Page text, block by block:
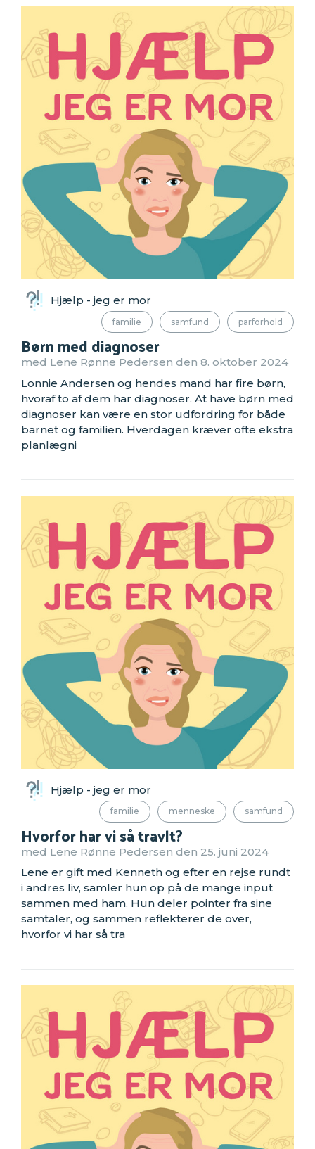
Hjælp - jeg er mor
familie samfund parforhold
Børn med diagnoser
med Lene Rønne Pedersen den 8. oktober 2024
Lonnie Andersen og hendes mand har fire børn,
hvoraf to af dem har diagnoser. At have børn med
diagnoser kan være en stor udfordring for både
barnet og familien. Hverdagen kræver ofte ekstra
planlægni
Hjælp - jeg er mor
familie menneske samfund
Hvorfor har vi så travlt?
med Lene Rønne Pedersen den 25. juni 2024
Lene er gift med Kenneth og efter en rejse rundt
i andres liv, samler hun op på de mange input
sammen med ham. Hun deler pointer fra sine
samtaler, og sammen reflekterer de over,
hvorfor vi har så tra